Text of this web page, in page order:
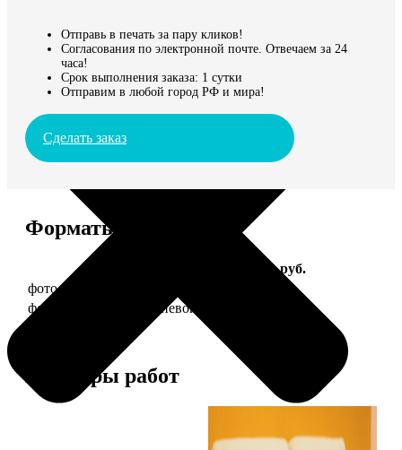
Отправь в печать за пару кликов!
Согласования по электронной почте. Отвечаем за 24
часа!
Срок выполнения заказа: 1 сутки
Отправим в любой город РФ и мира!
Сделать заказ
Форматы и цены
Цена, руб.
фото 10х15 в деревянной рамке
фото 10х15 в алюминиевой рамке
Примеры работ